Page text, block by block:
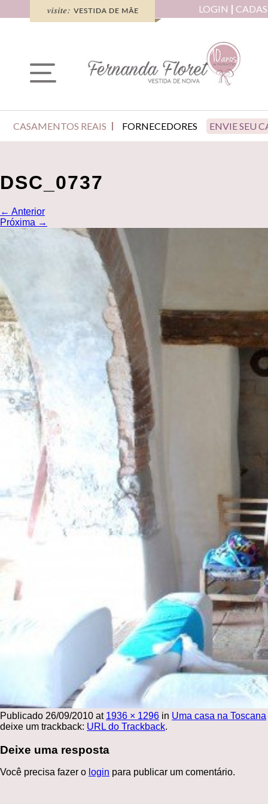
LOGIN
CASAMENTOS REAIS FORNECEDORES ENVIE SEU
DSC_0737
← Anterior
Próxima →
Publicado 26/09/2010 at 1936 × 1296 in Uma casa na Toscana
deixe um trackback: URL do Trackback.
Deixe uma resposta
Você precisa fazer o login para publicar um comentário.